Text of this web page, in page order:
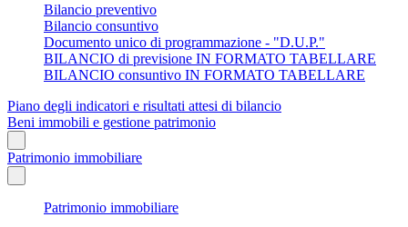
Bilancio preventivo
Bilancio consuntivo
Documento unico di programmazione - "D.U.P."
BILANCIO di previsione IN FORMATO TABELLARE
BILANCIO consuntivo IN FORMATO TABELLARE
Piano degli indicatori e risultati attesi di bilancio
Beni immobili e gestione patrimonio
Patrimonio immobiliare
Patrimonio immobiliare